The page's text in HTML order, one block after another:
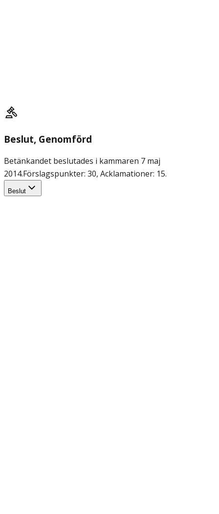
Beslut, Genomförd
Betänkandet beslutades i kammaren 7 maj
2014.Förslagspunkter: 30, Acklamationer: 15.
Beslut